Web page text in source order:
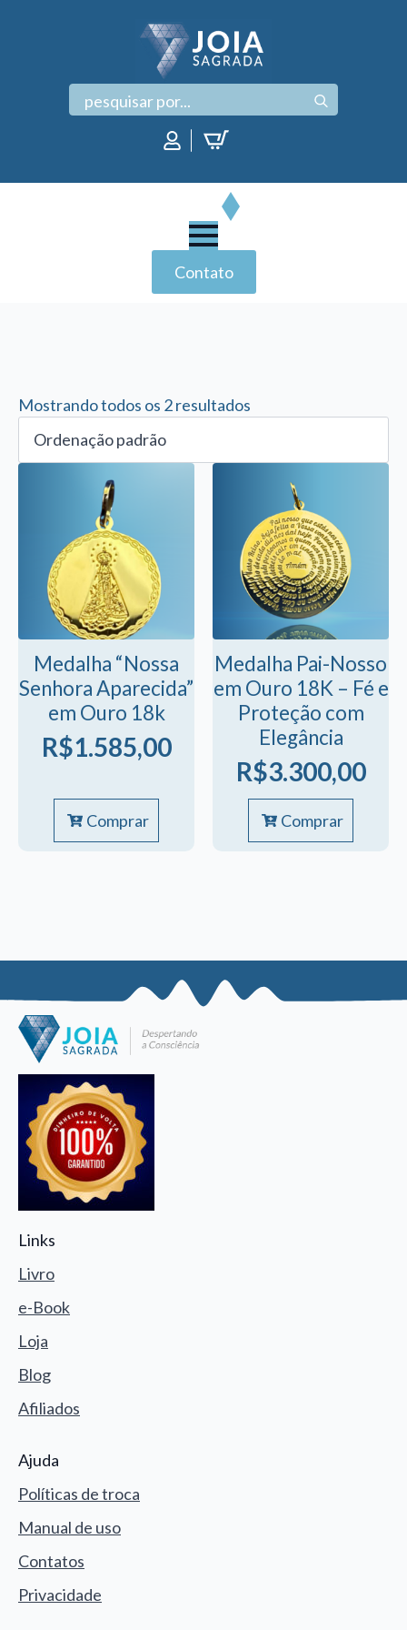
for:
Contato
Mostrando todos os 2 resultados
Medalha “Nossa
Senhora Aparecida”
em Ouro 18k
R$1.585,00
Comprar
Medalha Pai-Nosso
em Ouro 18K – Fé e
Proteção com
Elegância
R$3.300,00
Comprar
Links
Livro
e-Book
Loja
Blog
Afiliados
Ajuda
Políticas de troca
Manual de uso
Contatos
Privacidade